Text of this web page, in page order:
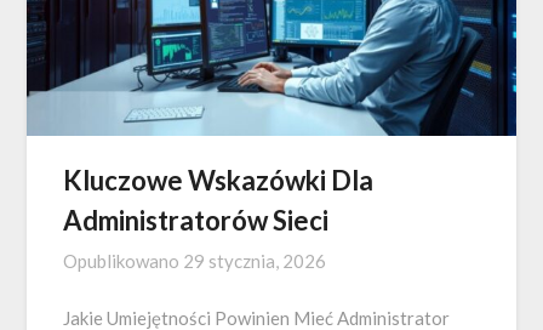
Kluczowe Wskazówki Dla
Administratorów Sieci
Opublikowano 29 stycznia, 2026
Jakie Umiejętności Powinien Mieć Administrator